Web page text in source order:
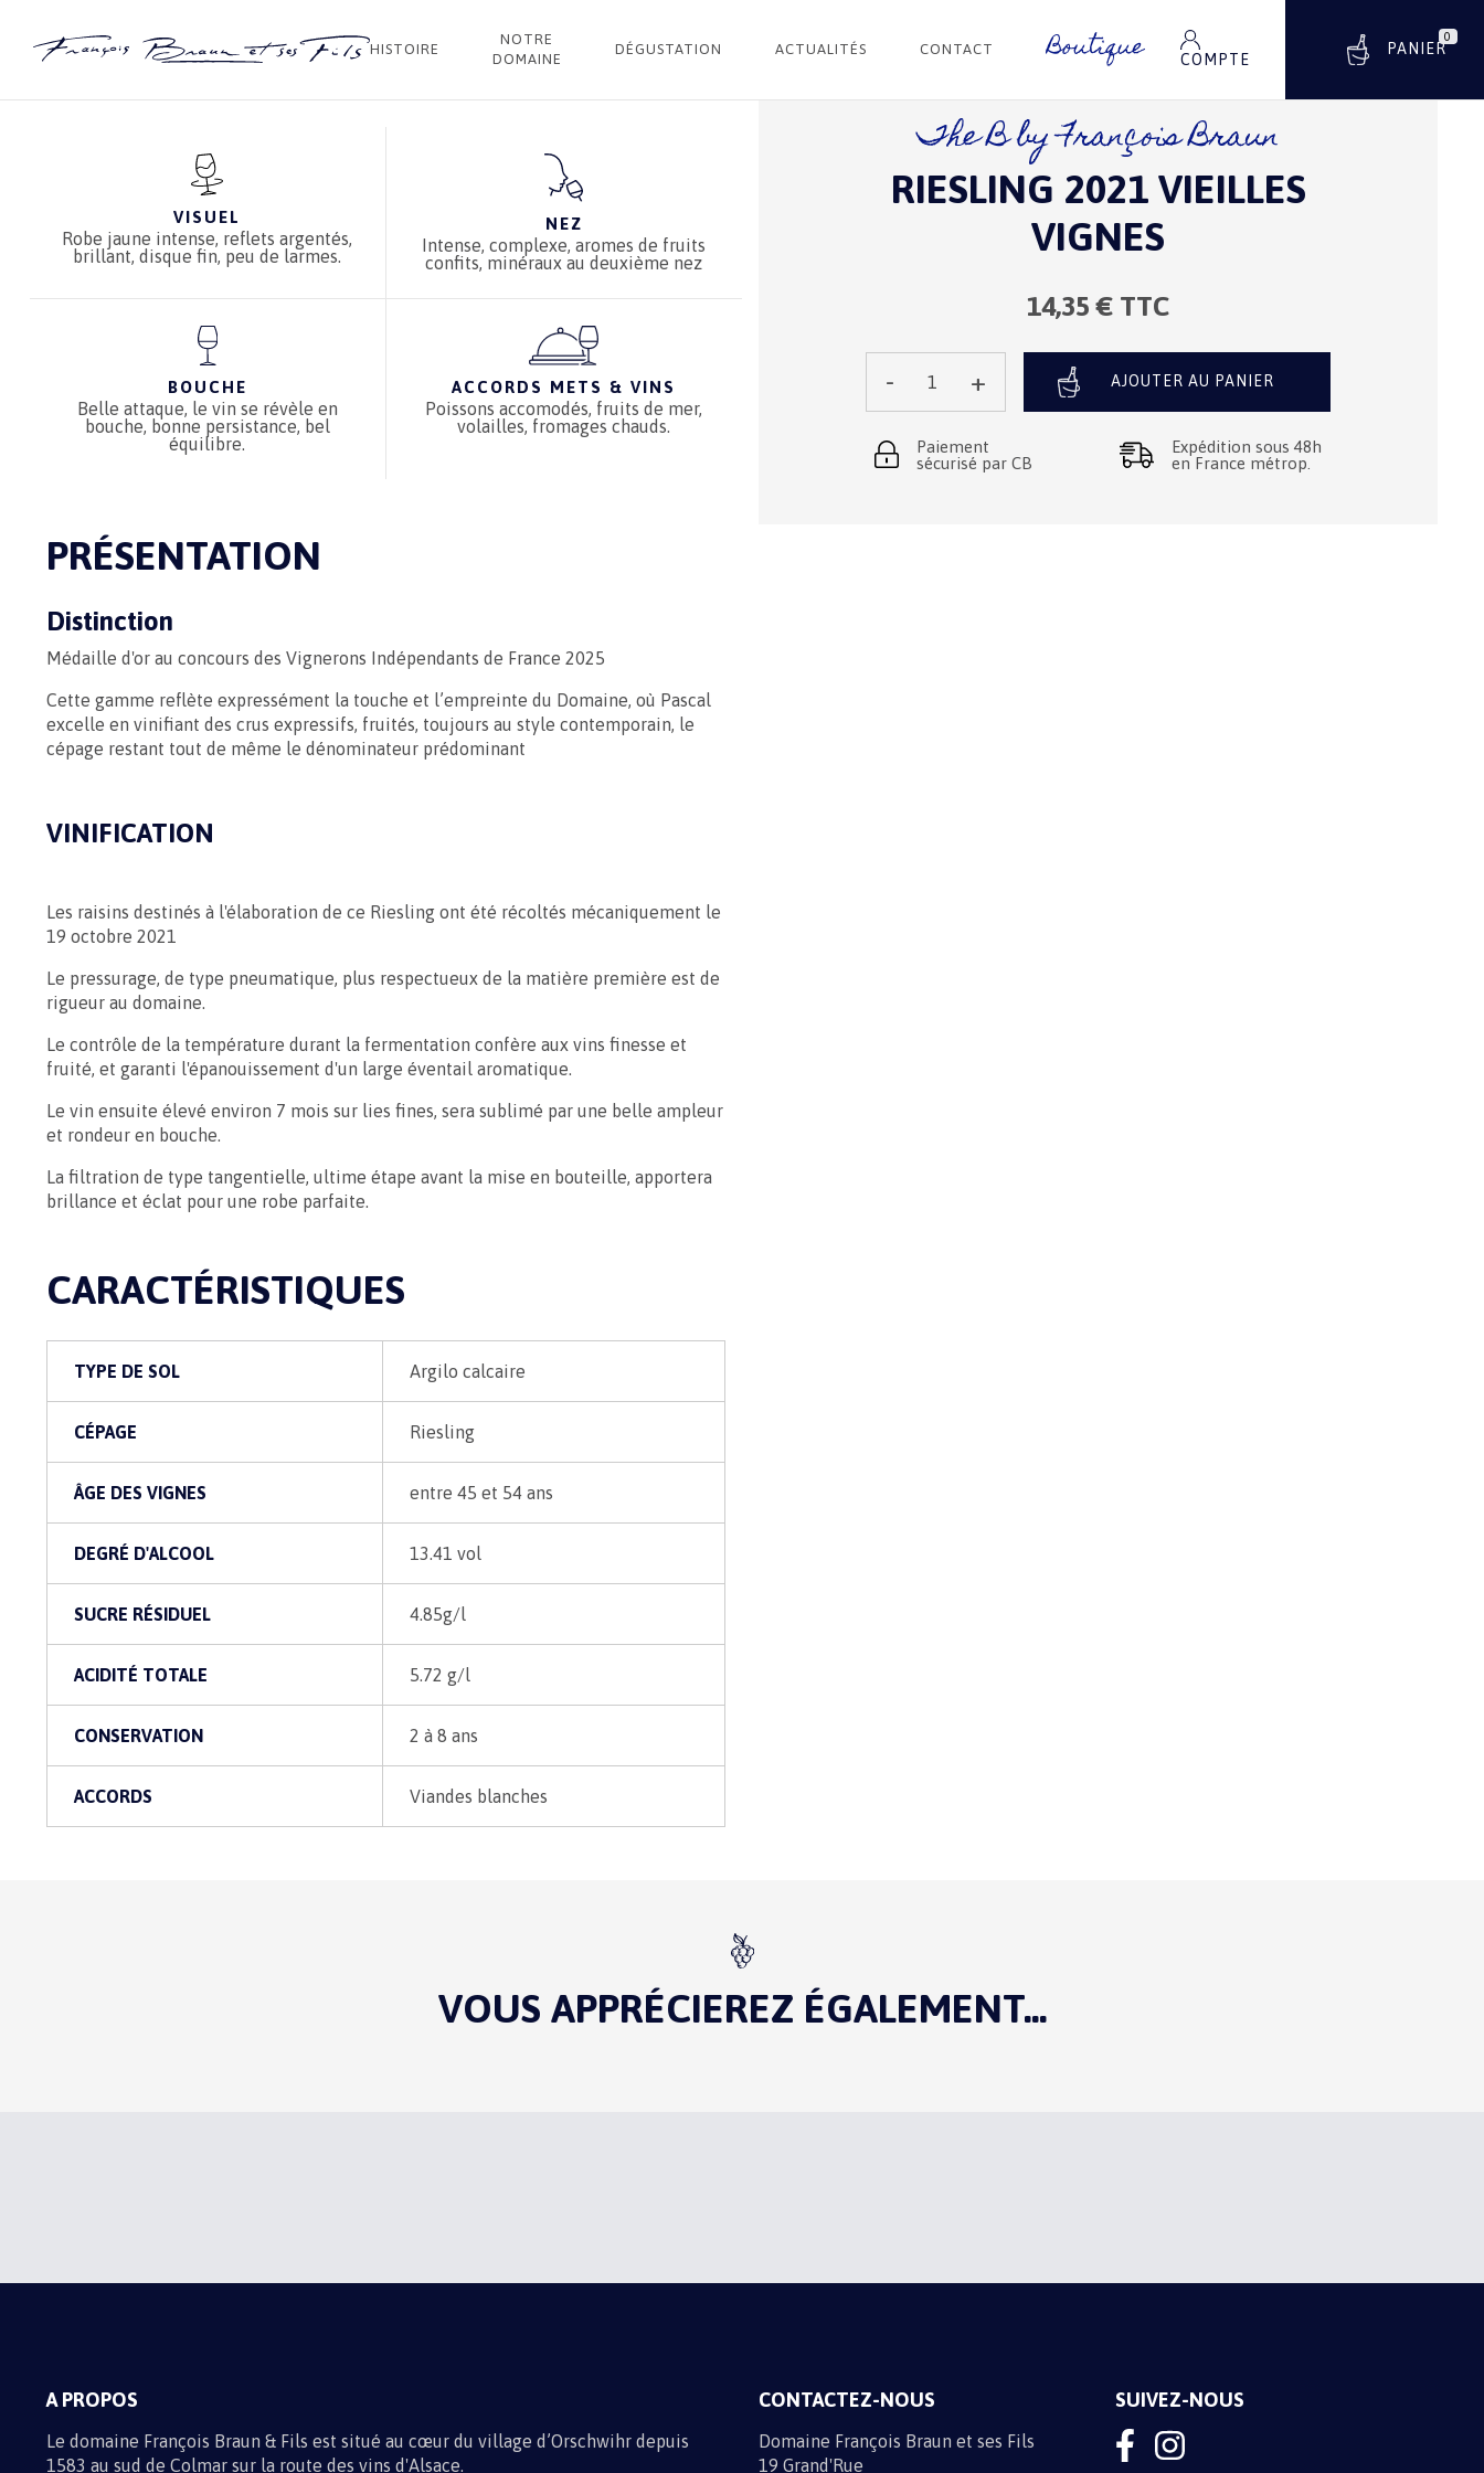
HISTOIRE
NOTRE
DOMAINE
DÉGUSTATION ACTUALITÉS CONTACT Boutique COMPTE
0
0 ARTICLE
PANIER
VISUEL
Robe jaune intense, reflets argentés,
brillant, disque fin, peu de larmes.
NEZ
Intense, complexe, aromes de fruits
confits, minéraux au deuxième nez
BOUCHE
Belle attaque, le vin se révèle en
bouche, bonne persistance, bel
équilibre.
ACCORDS METS & VINS
Poissons accomodés, fruits de mer,
volailles, fromages chauds.
PRÉSENTATION
Distinction
Médaille d'or au concours des Vignerons Indépendants de France 2025
Cette gamme reflète expressément la touche et l’empreinte du Domaine, où Pascal
excelle en vinifiant des crus expressifs, fruités, toujours au style contemporain, le
cépage restant tout de même le dénominateur prédominant
VINIFICATION
Les raisins destinés à l'élaboration de ce Riesling ont été récoltés mécaniquement le
19 octobre 2021
Le pressurage, de type pneumatique, plus respectueux de la matière première est de
rigueur au domaine.
Le contrôle de la température durant la fermentation confère aux vins finesse et
fruité, et garanti l'épanouissement d'un large éventail aromatique.
Le vin ensuite élevé environ 7 mois sur lies fines, sera sublimé par une belle ampleur
et rondeur en bouche.
La filtration de type tangentielle, ultime étape avant la mise en bouteille, apportera
brillance et éclat pour une robe parfaite.
CARACTÉRISTIQUES
TYPE DE SOL Argilo calcaire
CÉPAGE Riesling
ÂGE DES VIGNES entre 45 et 54 ans
DEGRÉ D'ALCOOL 13.41 vol
SUCRE RÉSIDUEL 4.85g/l
ACIDITÉ TOTALE 5.72 g/l
CONSERVATION 2 à 8 ans
ACCORDS Viandes blanches
The B by François Braun
RIESLING 2021 VIEILLES
VIGNES
14,35 € TTC
- + AJOUTER AU PANIER
Paiement
sécurisé par CB
Expédition sous 48h
en France métrop.
VOUS APPRÉCIEREZ ÉGALEMENT...
ABONNEZ-VOUS À NOS ACTUALITÉS
A PROPOS
Le domaine François Braun & Fils est situé au cœur du village d’Orschwihr depuis
1583 au sud de Colmar sur la route des vins d'Alsace.
CONTACTEZ-NOUS
Domaine François Braun et ses Fils
19 Grand'Rue
SUIVEZ-NOUS